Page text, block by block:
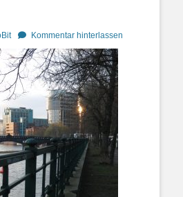
Kommentar hinterlassen